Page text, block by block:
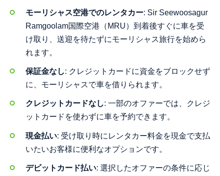
モーリシャス空港でのレンタカー: Sir Seewoosagur
Ramgoolam国際空港（MRU）到着後すぐに車を受
け取り、送迎を待たずにモーリシャス旅行を始めら
れます。
保証金なし: クレジットカードに資金をブロックせず
に、モーリシャスで車を借りられます。
クレジットカードなし: 一部のオファーでは、クレジ
ットカードを使わずに車を予約できます。
現金払い: 受け取り時にレンタカー料金を現金で支払
いたいお客様に便利なオプションです。
デビットカード払い: 選択したオファーの条件に応じ